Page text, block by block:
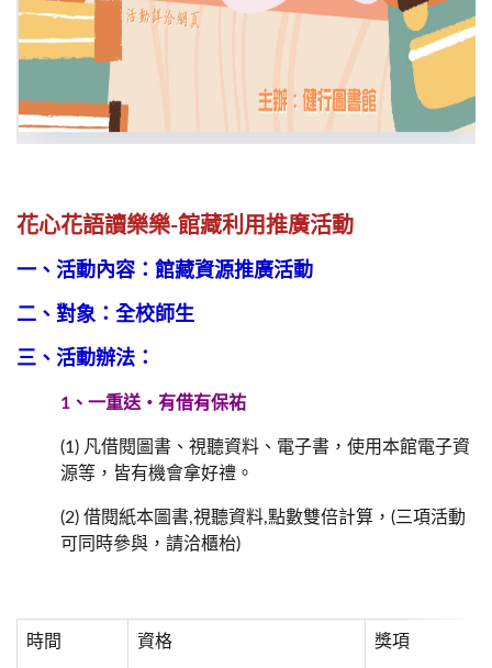
花心花語讀樂樂-館藏利用推廣活動
一、活動內容：館藏資源推廣活動
二、對象：全校師生
三、活動辦法：
1、 一重送‧有借有保祐
(1) 凡借閱圖書、視聽資料、電子書，使用本館電子資
源等，皆有機會拿好禮。
(2) 借閱紙本圖書,視聽資料,點數雙倍計算，(三項活動
可同時參與，請洽櫃枱)
時間 資格 獎項